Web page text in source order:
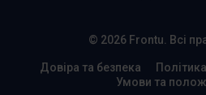
© 2026 Frontu. Всі
Довіра та безпека
Умови та